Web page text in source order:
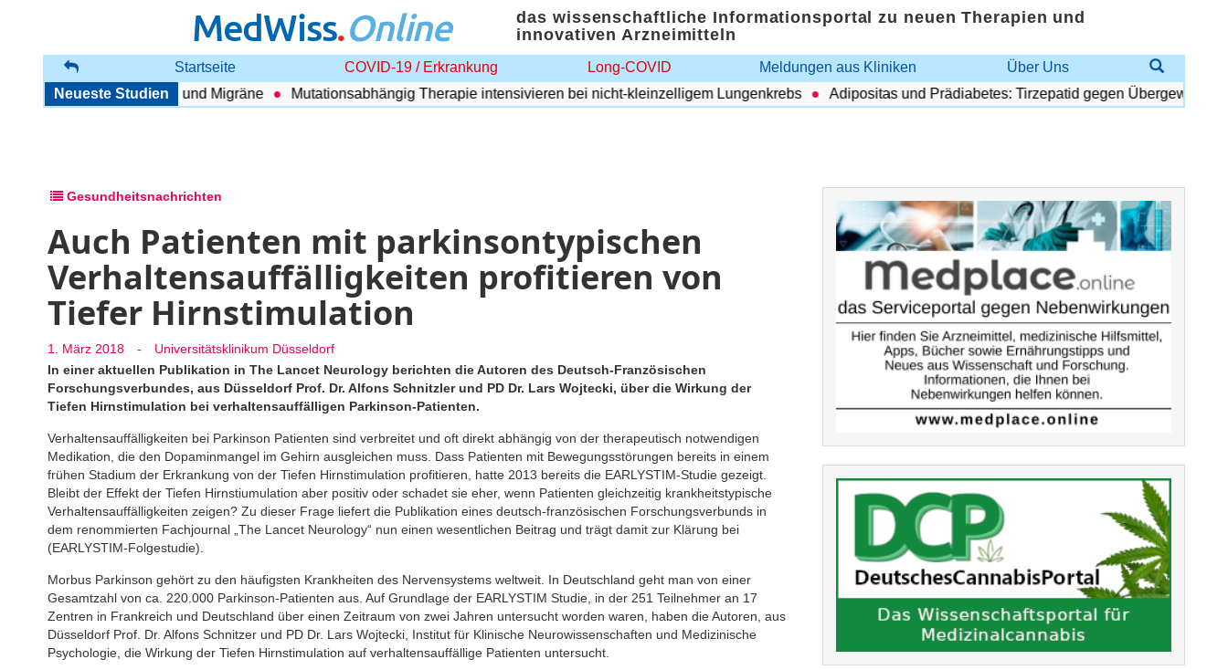
MedWiss.Online
das wissenschaftliche Informationsportal zu neuen Therapien und
innovativen Arzneimitteln
Startseite COVID-19 / Erkrankung Long-COVID Meldungen aus Kliniken
Über Uns
Neueste Studien
zwischen COPD und Migräne Mutationsabhängig Therapie intensivieren bei nicht-kleinzelligem Lungenkrebs Adipositas und Prädiabetes: Tirzepatid gegen Übergewicht und
Gesundheitsnachrichten
Auch Patienten mit parkinsontypischen
Verhaltensauffälligkeiten profitieren von
Tiefer Hirnstimulation
1. März 2018 -
Universitätsklinikum Düsseldorf
In einer aktuellen Publikation in The Lancet Neurology berichten die Autoren des Deutsch-Französischen
Forschungsverbundes, aus Düsseldorf Prof. Dr. Alfons Schnitzler und PD Dr. Lars Wojtecki, über die Wirkung der
Tiefen Hirnstimulation bei verhaltensauffälligen Parkinson-Patienten.
Verhaltensauffälligkeiten bei Parkinson Patienten sind verbreitet und oft direkt abhängig von der therapeutisch notwendigen
Medikation, die den Dopaminmangel im Gehirn ausgleichen muss. Dass Patienten mit Bewegungsstörungen bereits in einem
frühen Stadium der Erkrankung von der Tiefen Hirnstimulation profitieren, hatte 2013 bereits die EARLYSTIM-Studie gezeigt.
Bleibt der Effekt der Tiefen Hirnstiumulation aber positiv oder schadet sie eher, wenn Patienten gleichzeitig krankheitstypische
Verhaltensauffälligkeiten zeigen? Zu dieser Frage liefert die Publikation eines deutsch-französischen Forschungsverbunds in
dem renommierten Fachjournal „The Lancet Neurology“ nun einen wesentlichen Beitrag und trägt damit zur Klärung bei
(EARLYSTIM-Folgestudie).
Morbus Parkinson gehört zu den häufigsten Krankheiten des Nervensystems weltweit. In Deutschland geht man von einer
Gesamtzahl von ca. 220.000 Parkinson-Patienten aus. Auf Grundlage der EARLYSTIM Studie, in der 251 Teilnehmer an 17
Zentren in Frankreich und Deutschland über einen Zeitraum von zwei Jahren untersucht worden waren, haben die Autoren, aus
Düsseldorf Prof. Dr. Alfons Schnitzer und PD Dr. Lars Wojtecki, Institut für Klinische Neurowissenschaften und Medizinische
Psychologie, die Wirkung der Tiefen Hirnstimulation auf verhaltensauffällige Patienten untersucht.